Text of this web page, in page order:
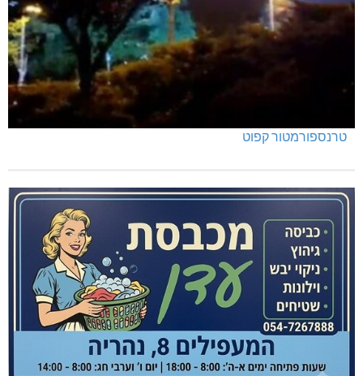
טרנספורמטור קפוט